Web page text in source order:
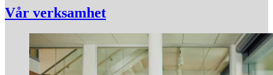
Vår verksamhet